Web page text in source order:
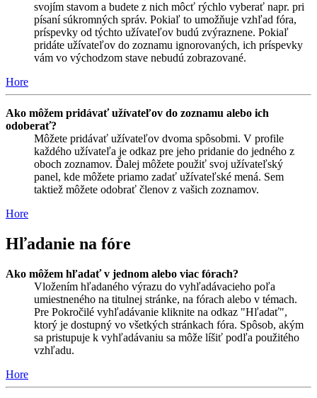
svojím stavom a budete z nich môcť rýchlo vyberať napr. pri
písaní súkromných správ. Pokiaľ to umožňuje vzhľad fóra,
príspevky od týchto užívateľov budú zvýraznene. Pokiaľ
pridáte užívateľov do zoznamu ignorovaných, ich príspevky
vám vo východzom stave nebudú zobrazované.
Hore
Ako môžem pridávať užívateľov do zoznamu alebo ich
odoberať?
Môžete pridávať užívateľov dvoma spôsobmi. V profile
každého užívateľa je odkaz pre jeho pridanie do jedného z
oboch zoznamov. Ďalej môžete použiť svoj užívateľský
panel, kde môžete priamo zadať užívateľské mená. Sem
taktiež môžete odobrať členov z vašich zoznamov.
Hore
Hľadanie na fóre
Ako môžem hľadať v jednom alebo viac fórach?
Vložením hľadaného výrazu do vyhľadávacieho poľa
umiestneného na titulnej stránke, na fórach alebo v témach.
Pre Pokročilé vyhľadávanie kliknite na odkaz "Hľadať",
ktorý je dostupný vo všetkých stránkach fóra. Spôsob, akým
sa pristupuje k vyhľadávaniu sa môže líšiť podľa použitého
vzhľadu.
Hore